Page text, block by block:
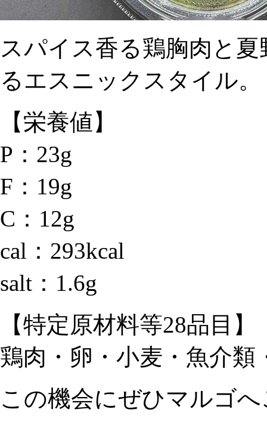
スパイス香る鶏胸肉と
るエスニックスタイル。
【栄養値】
P：23g
F：19g
C：12g
cal：293kcal
salt：1.6g
【特定原材料等28品目】
鶏肉・卵・小麦・魚介
この機会にぜひマルゴ